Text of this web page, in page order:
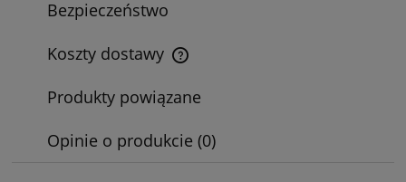
Bezpieczeństwo
Koszty dostawy
Cena nie zawiera ewentualnych kosztów płatności
Produkty powiązane
Opinie o produkcie (0)